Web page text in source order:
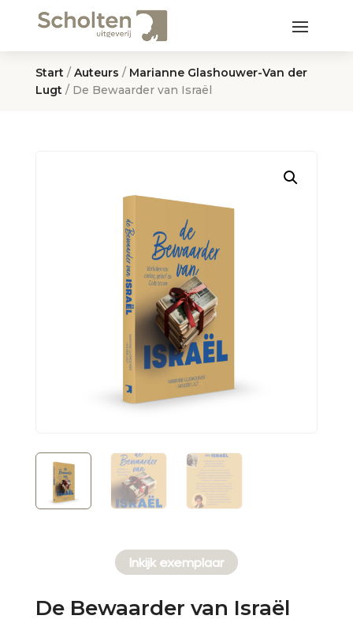
Start / Auteurs / Marianne Glashouwer-Van der
Lugt / De Bewaarder van Israël
Inkijk exemplaar
De Bewaarder van Israël